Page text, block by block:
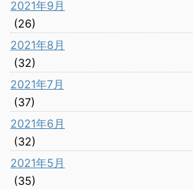
2021年9月
(26)
2021年8月
(32)
2021年7月
(37)
2021年6月
(32)
2021年5月
(35)